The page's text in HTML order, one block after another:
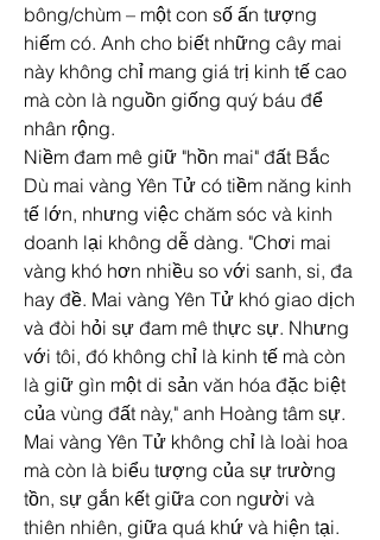
bông/chùm – một con số ấn tượng
hiếm có. Anh cho biết những cây mai
này không chỉ mang giá trị kinh tế cao
mà còn là nguồn giống quý báu để
nhân rộng.
Niềm đam mê giữ "hồn mai" đất Bắc
Dù mai vàng Yên Tử có tiềm năng kinh
tế lớn, nhưng việc chăm sóc và kinh
doanh lại không dễ dàng. "Chơi mai
vàng khó hơn nhiều so với sanh, si, đa
hay đề. Mai vàng Yên Tử khó giao dịch
và đòi hỏi sự đam mê thực sự. Nhưng
với tôi, đó không chỉ là kinh tế mà còn
là giữ gìn một di sản văn hóa đặc biệt
của vùng đất này," anh Hoàng tâm sự.
Mai vàng Yên Tử không chỉ là loài hoa
mà còn là biểu tượng của sự trường
tồn, sự gắn kết giữa con người và
thiên nhiên, giữa quá khứ và hiện tại.